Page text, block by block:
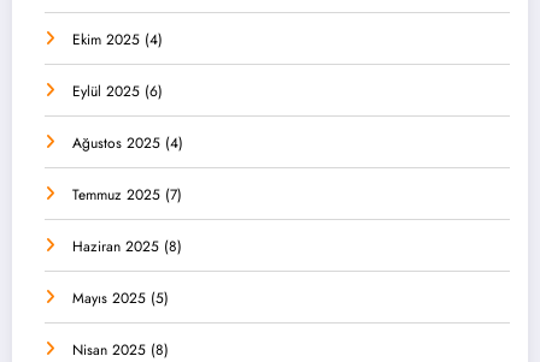
Ekim 2025 (4)
Eylül 2025 (6)
Ağustos 2025 (4)
Temmuz 2025 (7)
Haziran 2025 (8)
Mayıs 2025 (5)
Nisan 2025 (8)